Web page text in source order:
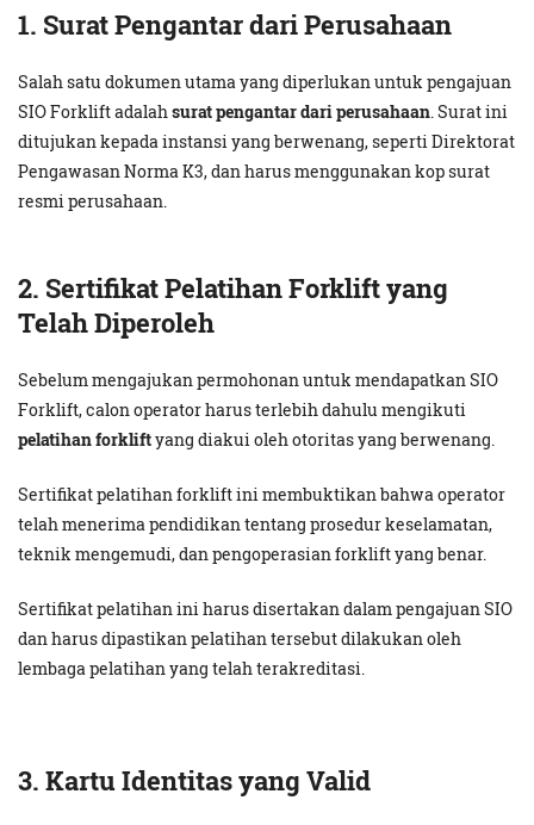
1. Surat Pengantar dari Perusahaan
Salah satu dokumen utama yang diperlukan untuk pengajuan
SIO Forklift adalahsurat pengantar dari perusahaan. Surat ini
ditujukan kepada instansi yang berwenang, seperti Direktorat
Pengawasan Norma K3, dan harus menggunakan kop surat
resmi perusahaan.
2. Sertifikat Pelatihan Forklift yang
Telah Diperoleh
Sebelum mengajukan permohonan untuk mendapatkan SIO
Forklift, calon operator harus terlebih dahulu mengikuti
pelatihan forkliftyang diakui oleh otoritas yang berwenang.
Sertifikat pelatihan forklift ini membuktikan bahwa operator
telah menerima pendidikan tentang prosedur keselamatan,
teknik mengemudi, dan pengoperasian forklift yang benar.
Sertifikat pelatihan ini harus disertakan dalam pengajuan SIO
dan harus dipastikan pelatihan tersebut dilakukan oleh
lembaga pelatihan yang telah terakreditasi.
3. Kartu Identitas yang Valid